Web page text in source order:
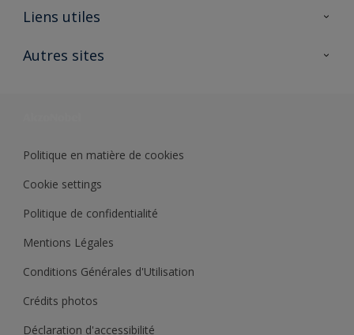
A propos de Sikkens
Liens utiles
Ouvrir un magasin PASS
Autres sites
Politique en matière de cookies
Cookie settings
Politique de confidentialité
Mentions Légales
Conditions Générales d'Utilisation
Crédits photos
Déclaration d'accessibilité